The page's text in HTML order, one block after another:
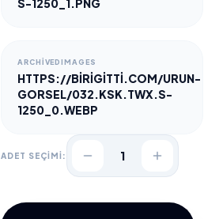
S-1250_1.PNG
ARCHIVEDIMAGES
HTTPS://BIRIGITTI.COM/URUN-
GORSEL/032.KSK.TWX.S-
1250_0.WEBP
ADET SEÇİMİ: 1